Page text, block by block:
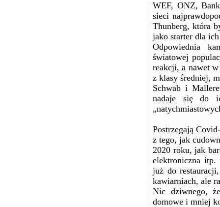
WEF, ONZ,
sieci
Thunberg, która
jako starter dla
Odpowiednia
światowej
reakcji, a nawet w
z klasy średniej,
Schwab i
nadaje się do
Postrzegają
z tego, jak
2020 roku, jak
elektroniczna
już do
kawiarniach, ale
Nic dziwnego,
domowe i mniej